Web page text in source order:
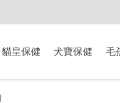
貓皇保健 犬寶保健 毛